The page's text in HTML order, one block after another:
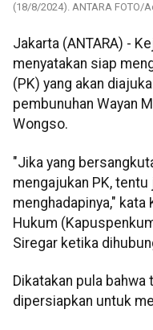
(18/8/2024). ANTARA FOTO/
Jakarta (ANTARA) -
menyatakan siap
(PK) yang akan
pembunuhan Wayan
Wongso.
"Jika yang
mengajukan PK,
menghadapinya," kata
Hukum
Siregar ketika
Dikatakan pula bahwa
dipersiapkan untuk